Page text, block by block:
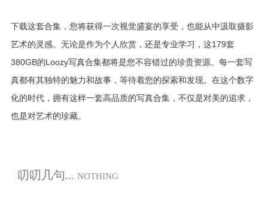
下载这套合集，您将获得一次视觉盛宴的享受，也能从中汲取摄影
艺术的灵感。无论是作为个人欣赏，还是专业学习，这179套
380GB的Loozy写真合集都将是您不容错过的珍贵资源。每一套写
真都有其独特的魅力和故事，等待着您的探索和发现。在这个数字
化的时代，拥有这样一套高品质的写真合集，不仅是对美的追求，
也是对艺术的珍藏。
叨叨几句... NOTHING